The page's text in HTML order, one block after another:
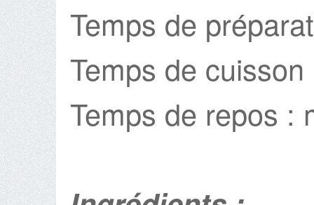
Temps de
Temps de
Temps de repos :